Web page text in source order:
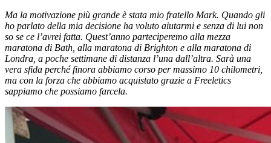
Ma la motivazione più grande è stata mio fratello Mark. Quando gli
ho parlato della mia decisione ha voluto aiutarmi e senza di lui non
so se ce l’avrei fatta. Quest’anno parteciperemo alla mezza
maratona di Bath, alla maratona di Brighton e alla maratona di
Londra, a poche settimane di distanza l’una dall’altra. Sarà una
vera sfida perché finora abbiamo corso per massimo 10 chilometri,
ma con la forza che abbiamo acquistato grazie a Freeletics
sappiamo che possiamo farcela.